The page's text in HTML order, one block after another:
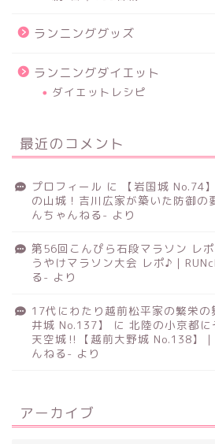
ランニンググッズ
ランニングダイエット
ダイエットレシピ
最近のコメント
プロフィール に
【岩国城 No.74
の山城！吉川広家が築いた防御の
んちゃんねる- より
第56回こんぴら石段マラソン レ
うやけマラソン大会 レポ♪｜
る- より
17代にわたり越前松平家の繁栄
井城 No.137】
に 北陸の小京都
天空城‼【越前大野城 No.138】
んねる- より
アーカイブ